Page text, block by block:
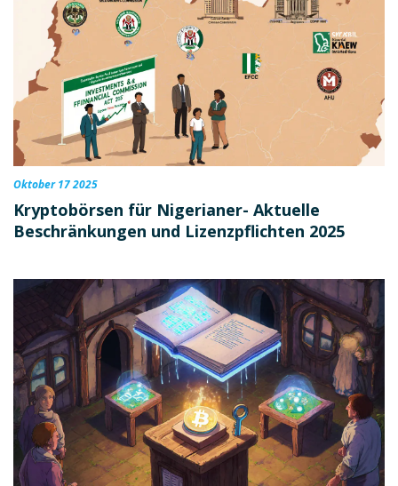
Oktober 17 2025
Kryptobörsen für Nigerianer- Aktuelle
Beschränkungen und Lizenzpflichten 2025